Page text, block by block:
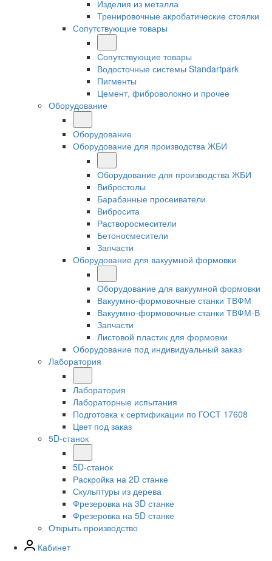
Изделия из металла
Тренировочные акробатические стоялки
Сопутствующие товары
Сопутствующие товары
Водосточные системы Standartpark
Пигменты
Цемент, фиброволокно и прочее
Оборудование
Оборудование
Оборудование для производства ЖБИ
Оборудование для производства ЖБИ
Вибростолы
Барабанные просеиватели
Вибросита
Растворосмесители
Бетоносмесители
Запчасти
Оборудование для вакуумной формовки
Оборудование для вакуумной формовки
Вакуумно-формовочные станки ТВФМ
Вакуумно-формовочные станки ТВФМ-В
Запчасти
Листовой пластик для формовки
Оборудование под индивидуальный заказ
Лаборатория
Лаборатория
Лабораторные испытания
Подготовка к сертификации по ГОСТ 17608
Цвет под заказ
5D-станок
5D-станок
Раскройка на 2D станке
Скульптуры из дерева
Фрезеровка на 3D станке
Фрезеровка на 5D станке
Открыть производство
Кабинет